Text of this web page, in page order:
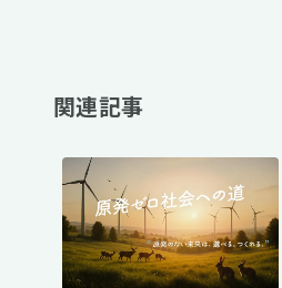
関連記事